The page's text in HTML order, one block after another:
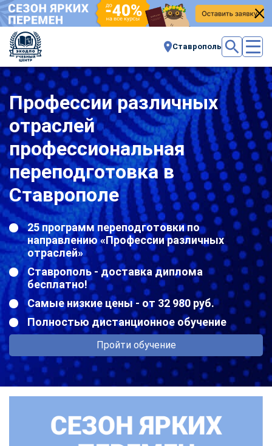
Ставрополь
Профессии различных
отраслей
профессиональная
переподготовка в
Ставрополе
25 программ переподготовки по
направлению «Профессии различных
отраслей»
Ставрополь - доставка диплома
бесплатно!
Самые низкие цены - от 32 980 руб.
Полностью дистанционное обучение
Пройти обучение